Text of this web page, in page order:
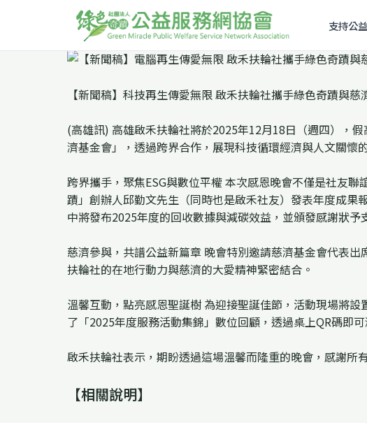
支持公益
【新聞稿】科技再生傳愛無限 啟禾扶輪社攜手綠色奇蹟與
(高雄訊) 高雄啟禾扶輪社將於2025年12月18日（週四），
濟基金會」，透過跨界合作，展現科技循環經濟與人文關懷
跨界攜手，聚焦ESG與數位平權 本次感恩晚會不僅是社友
蹟」創辦人邱勤文先生（同時也是啟禾社友）發表年度成
中將發布2025年度的回收數據與減碳效益，並頒發感謝狀
慈濟參與，共譜公益新篇章 晚會特別邀請慈濟基金會代表
扶輪社的在地行動力與慈濟的大愛精神緊密結合。
溫馨互動，點亮感恩聖誕樹 為迎接聖誕佳節，活動現場將
了「2025年度服務活動集錦」數位回顧，透過桌上QR碼即
啟禾扶輪社表示，期盼透過這場溫馨而隆重的晚會，感謝所
【相關說明】